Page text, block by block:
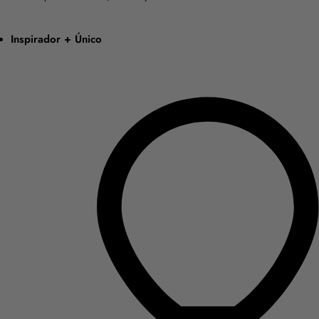
Inspirador + Único